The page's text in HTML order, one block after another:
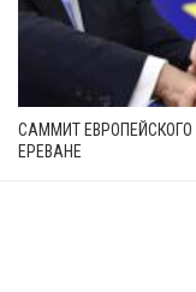
САММИТ
ЕРЕВАНЕ